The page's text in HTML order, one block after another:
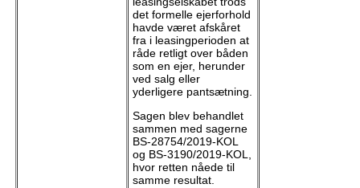
det formelle ejerforhold
havde været afskåret
fra i leasingperioden at
råde retligt over båden
som en ejer, herunder
ved salg eller
yderligere pantsætning.
Sagen blev behandlet
sammen med sagerne
BS-28754/2019-KOL
og BS-3190/2019-KOL,
hvor retten nåede til
samme resultat.